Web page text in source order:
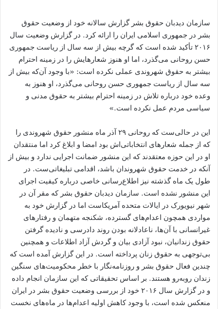
سازمان دیدبان حقوق بشر گزارش سالانه خود از وضعیت حقوق
بشر در جمهوری اسلامی ایران را ارائه کرد. در گزارش وضعیت سال
۲۰۱۶ تأکید شده است که گرچه بیش از سه سال از ریاست جمهوری
حسن روحانی می‌گذرد، اما او هنوز شعارهایش را در زمینه احترام
بیشتر به حقوق شهروندی عملی نکرده است: «با وجود آن‌که بیش از
سه سال از ریاست جمهوری حسن روحانی می‌‏گذرد، او هنوز به
وعده خود درباره تلاش در زمینه احترام بیشتر به حقوق مدنی و
سیاسی مردم عمل نکرده است.»
این در حالی‌ست که روحانی ۲۹ آذر ماه منشور حقوق شهروندی را
که از جمله شعارهای انتخاباتی‌اش بود امضا و ابلاغ کرد اما منتقدان
او در این حوزه معتقدند که این منشور ضمانت اجرایی ندارد و بیش از
آنکه در خدمت حقوق شهروندان باشد، اقدامی تبلیغاتی‌ست. در
طول یک ماه گذشته نیز اطلاع‌رسانی خاصی درباره کیفیت اجرای
این منشور نشده است. سازمان دیدبان حقوق بشر که مقر آن در
شهر نیویورک در ایالات متحده آمریکاست اما در گزارش خود به
مواردی همچون اعدام‌های گسترده، شکنجه متهمان و رفتارهای
غیر‌انسانی با آن‌ها، ناعادلانه بودن روند دادرسی و نادیده گرفتن
حقوق زندانیان، نبود آزادی بیان و گردش آزاد اطلاعات و همچنین
بی‌توجهی به حقوق زنان پرداخته است. در این گزارش آمده است که
چندین فعال حقوق بشر و روزنامه‌نگار با خطر محکومیت‌های سنگین
زندان روبه‌رو هستند. بر اساس تحقیقاتی که این سازمان انجام داده
و در گزارش سال ۲۰۱۶ خود از بررسی وضعیت حقوق بشر در ایران
منعکس شده است، با وجود کاهش اولیه اعدام‌‏‏ها در ماه‏‏‌های نخست